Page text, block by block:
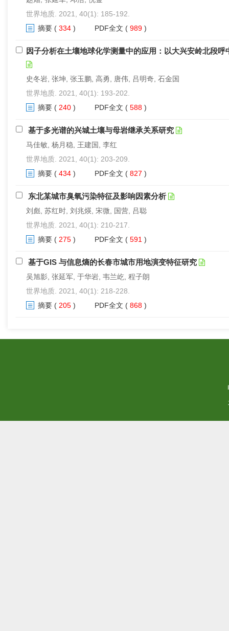
世界地质. 2021, 40(1): 185-192.
摘要 ( 334 ) PDF全文 ( 989 )
因子分析在土壤地球化学测量中的应用：以大兴安岭北段呼
史冬岩, 张坤, 张玉鹏, 高勇, 唐伟, 吕明奇, 石金国
世界地质. 2021, 40(1): 193-202.
摘要 ( 240 ) PDF全文 ( 588 )
基于多光谱的兴城土壤与母岩继承关系研究
马佳敏, 杨月稳, 王建国, 李红
世界地质. 2021, 40(1): 203-209.
摘要 ( 434 ) PDF全文 ( 827 )
东北某城市臭氧污染特征及影响因素分析
刘彪, 苏红时, 刘兆煐, 宋微, 国营, 吕聪
世界地质. 2021, 40(1): 210-217.
摘要 ( 275 ) PDF全文 ( 591 )
基于GIS 与信息熵的长春市城市用地演变特征研究
吴旭影, 张延军, 于华岩, 韦兰屹, 程子朗
世界地质. 2021, 40(1): 218-228.
摘要 ( 205 ) PDF全文 ( 868 )